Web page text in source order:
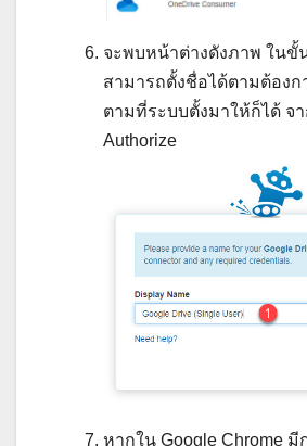
จะพบหน้าต่างดังภาพ ในขั้
สามารถตั้งชื่อได้ตามต้องก
ตามที่ระบบตั้งมาให้ก็ได้ จ
Authorize
หากใน Google Chrome มี